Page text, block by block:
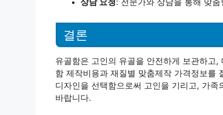
결론
유골함은 고인의 유골을 안전하게 보관하고
함 제작비용과 재질별 맞춤제작 가격정보를
디자인을 선택함으로써 고인을 기리고, 가
바랍니다.